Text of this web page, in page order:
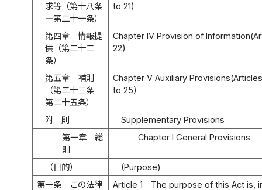
求等（第十八条
―第二十一条）
to 21)
第四章 情報提
供（第二十二
条）
Chapter IV Provision of
22)
第五章 補則
（第二十三条―
第二十五条）
Chapter V Auxiliary
to 25)
附 則
Supplementary Provisions
第一章 総
則
Chapter I General Provisions
（目的）
(Purpose)
第一条
この法律
Article 1
The purpose of this Act is,